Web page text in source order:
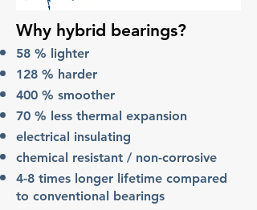
Why hybrid bearings?
58 % lighter
128 % harder
400 % smoother
70 % less thermal expansion
electrical insulating
chemical resistant / non-corrosive
4-8 times longer lifetime compared
to conventional bearings